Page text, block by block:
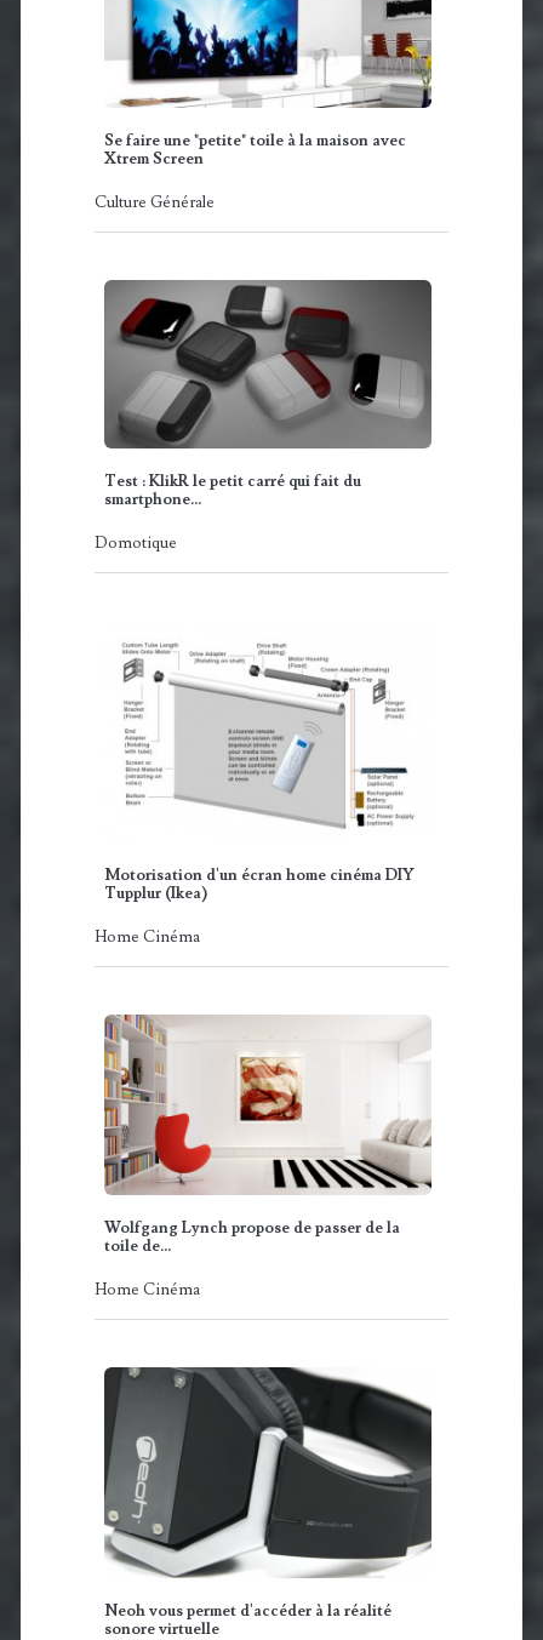
Se faire une "petite" toile à la maison avec
Xtrem Screen
Culture Générale
Test : KlikR le petit carré qui fait du
smartphone…
Domotique
Motorisation d'un écran home cinéma DIY
Tupplur (Ikea)
Home Cinéma
Wolfgang Lynch propose de passer de la
toile de…
Home Cinéma
Neoh vous permet d'accéder à la réalité
sonore virtuelle